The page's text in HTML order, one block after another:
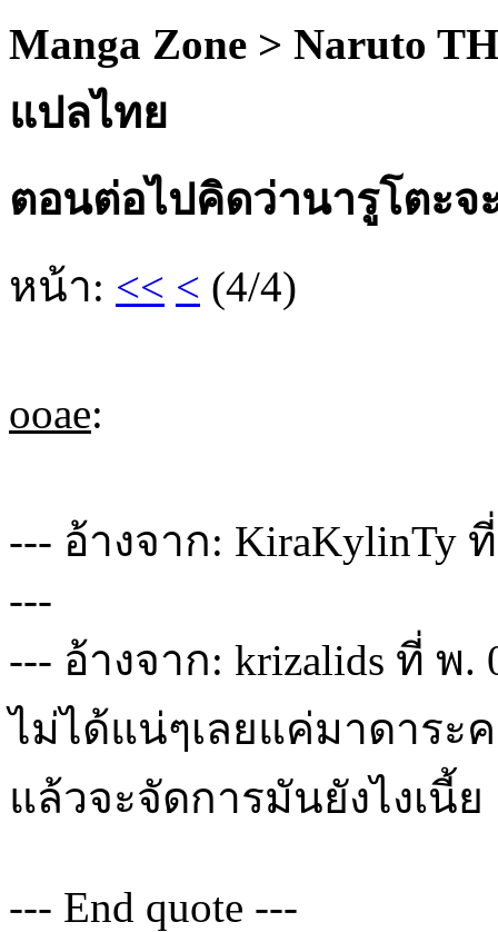
Manga Zone > Naruto
แปลไทย
ตอนต่อไปคิดว่านารูโตะจ
หน้า: << < (4/4)
ooae:
--- อ้างจาก: KiraKylinTy
---
--- อ้างจาก: krizalids ที่ พ.
ไม่ได้แน่ๆเลยแค่มาดาระค
แล้วจะจัดการมันยังไงเนี้ย
--- End quote ---